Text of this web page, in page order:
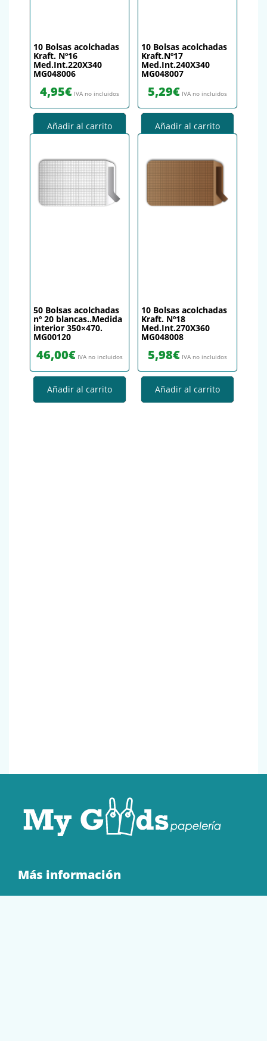
10 Bolsas acolchadas
Kraft. Nº16
Med.Int.220X340
MG048006
4,95€ IVA no incluidos
Añadir al carrito
10 Bolsas acolchadas
Kraft.Nº17
Med.Int.240X340
MG048007
5,29€ IVA no incluidos
Añadir al carrito
50 Bolsas acolchadas
nº 20 blancas..Medida
interior 350×470.
MG00120
46,00€ IVA no incluidos
Añadir al carrito
10 Bolsas acolchadas
Kraft. Nº18
Med.Int.270X360
MG048008
5,98€ IVA no incluidos
Añadir al carrito
Más información